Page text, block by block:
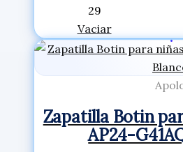
29
Vaciar
Zapatilla Botin
AP24-